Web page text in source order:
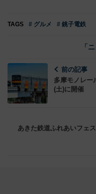
TAGS # グルメ # 銚子電鉄
「
前の記事
多摩モノレー
(土)に開催
あきた鉄道ふれあいフェ